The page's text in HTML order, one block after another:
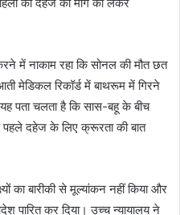
में नाकाम रहा कि सोनल की मौत छत
मेडिकल रिकॉर्ड में बाथरूम में गिरने
पता चलता है कि सास-बहू के बीच
पहले दहेज के लिए क्रूरता की बात
का बारीकी से मूल्यांकन नहीं किया और
पारित कर दिया। उच्च न्यायालय ने